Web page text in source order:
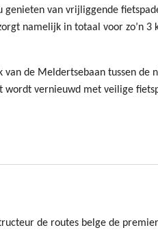
genieten van vrijliggende
namelijk in totaal voor zo’n 3
de Meldertsebaan tussen de
wordt vernieuwd met veilige
de routes belge de premier